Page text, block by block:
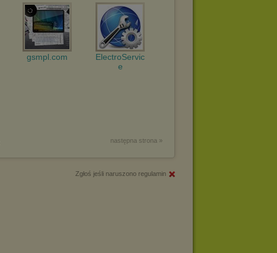
gsmpl.com
ElectroServic
e
następna strona »
Zgłoś jeśli naruszono regulamin